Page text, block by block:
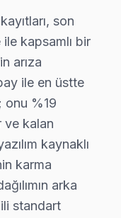
Tamiri
değil,
parça + yazılı
ve Metrobüs
Hizmeti –
Bakırköy'da
montajı ve ayarı
son
kapsamlı bir
arıza
ile en üstte
onu %19
ve kalan
kaynaklı
karma
arka
standart